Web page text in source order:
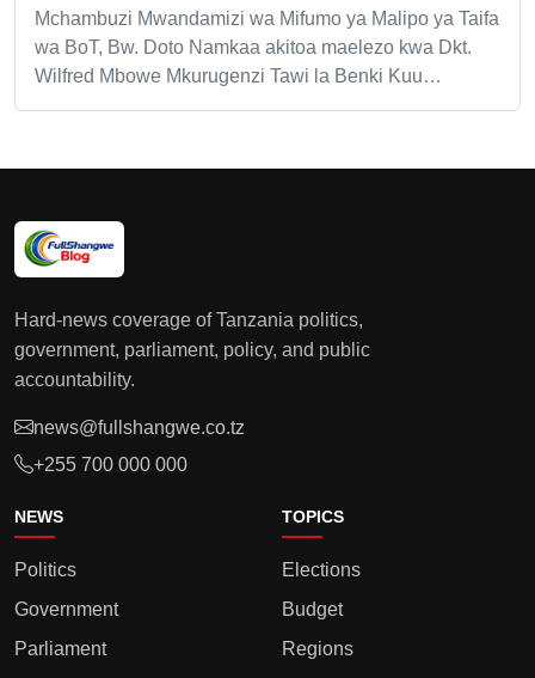
Mchambuzi Mwandamizi wa Mifumo ya Malipo ya Taifa
wa BoT, Bw. Doto Namkaa akitoa maelezo kwa Dkt.
Wilfred Mbowe Mkurugenzi Tawi la Benki Kuu…
Hard-news coverage of Tanzania politics,
government, parliament, policy, and public
accountability.
news@fullshangwe.co.tz
+255 700 000 000
NEWS
Politics
Government
Parliament
TOPICS
Elections
Budget
Regions